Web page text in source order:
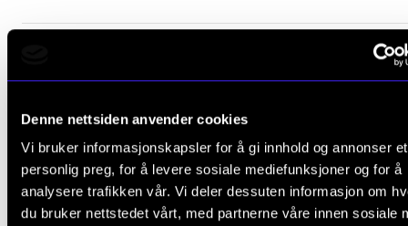
Denne nettsiden anvender cookies
Vi bruker informasjonskapsler for å gi innhold og annonser et
personlig preg, for å levere sosiale mediefunksjoner og for å
analysere trafikken vår. Vi deler dessuten informasjon om
du bruker nettstedet vårt, med partnerne våre innen sosiale
ORGANISASJON
Organisering av NMH
Biblioteket
Utvalg og komitéer
Fant du det du lette etter?
L
e
a
Ja Nei
OM FOU PÅ NMH